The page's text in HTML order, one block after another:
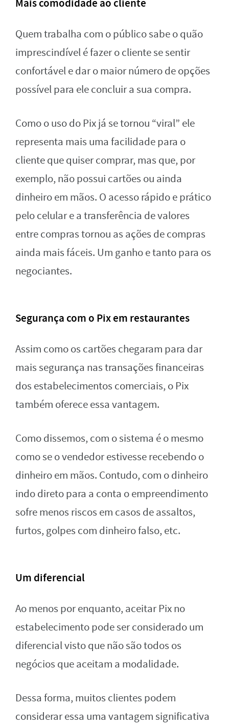
Mais comodidade ao cliente
Quem trabalha com o público sabe o quão
imprescindível é fazer o cliente se sentir
confortável e dar o maior número de opções
possível para ele concluir a sua compra.
Como o uso do Pix já se tornou “viral” ele
representa mais uma facilidade para o
cliente que quiser comprar, mas que, por
exemplo, não possui cartões ou ainda
dinheiro em mãos. O acesso rápido e prático
pelo celular e a transferência de valores
entre compras tornou as ações de compras
ainda mais fáceis. Um ganho e tanto para os
negociantes.
Segurança com o Pix em restaurantes
Assim como os cartões chegaram para dar
mais segurança nas transações financeiras
dos estabelecimentos comerciais, o Pix
também oferece essa vantagem.
Como dissemos, com o sistema é o mesmo
como se o vendedor estivesse recebendo o
dinheiro em mãos. Contudo, com o dinheiro
indo direto para a conta o empreendimento
sofre menos riscos em casos de assaltos,
furtos, golpes com dinheiro falso, etc.
Um diferencial
Ao menos por enquanto, aceitar Pix no
estabelecimento pode ser considerado um
diferencial visto que não são todos os
negócios que aceitam a modalidade.
Dessa forma, muitos clientes podem
considerar essa uma vantagem significativa